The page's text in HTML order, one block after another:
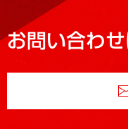
お問い合わ